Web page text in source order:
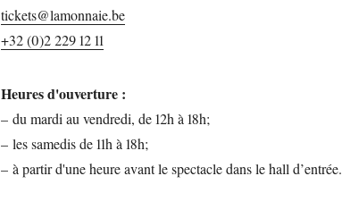
tickets@lamonnaie.be
+32 (0)2 229 12 11
Heures d'ouverture :
– du mardi au vendredi, de 12h à 18h;
– les samedis de 11h à 18h;
– à partir d'une heure avant le spectacle dans le hall d’entrée.